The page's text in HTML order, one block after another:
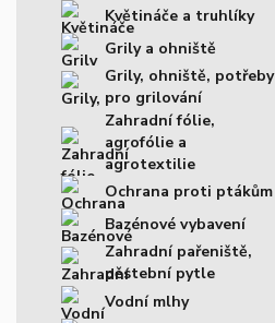
Květináče a truhlíky
Grily a ohniště
Grily, ohniště, potřeby
pro grilování
Zahradní fólie,
agrofólie a
agrotextilie
Ochrana proti ptákům
Bazénové vybavení
Zahradní pařeniště,
pěstební pytle
Vodní mlhy